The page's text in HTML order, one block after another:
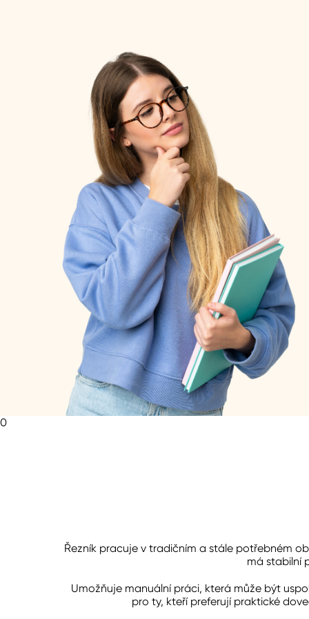
0
Řezník pracuje v tradičním a stále potřebném
má stabilní
Umožňuje manuální práci, která může být
pro ty, kteří preferují praktické